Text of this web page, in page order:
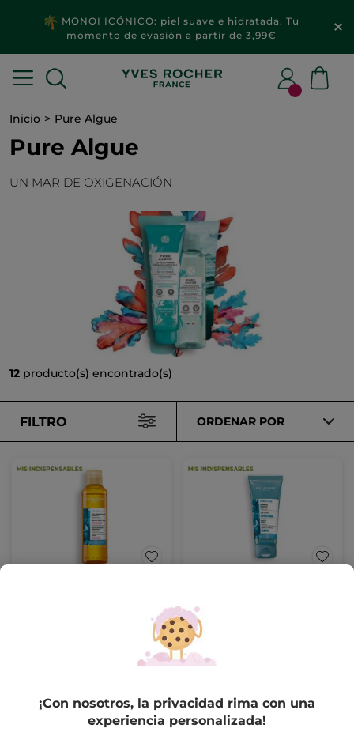
MONOI ICÓNICO: piel suave e hidratada. Tu
momento de evasión a partir de 3,99€
Inicio Pure Algue
Pure Algue
UN MAR DE OXIGENACIÓN
12 producto(s) encontrado(s)
FILTRO ORDENAR POR
AÑADIR A MI
CESTA
Tubo
10,99€
AÑADIR A MI
CESTA
¡Con nosotros, la privacidad rima con una
experiencia personalizada!